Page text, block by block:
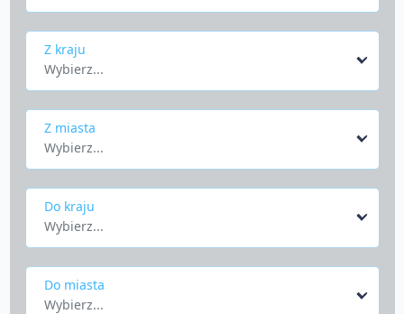
Z kraju
Wybierz...
Z miasta
Wybierz...
Do kraju
Wybierz...
Do miasta
Wybierz...